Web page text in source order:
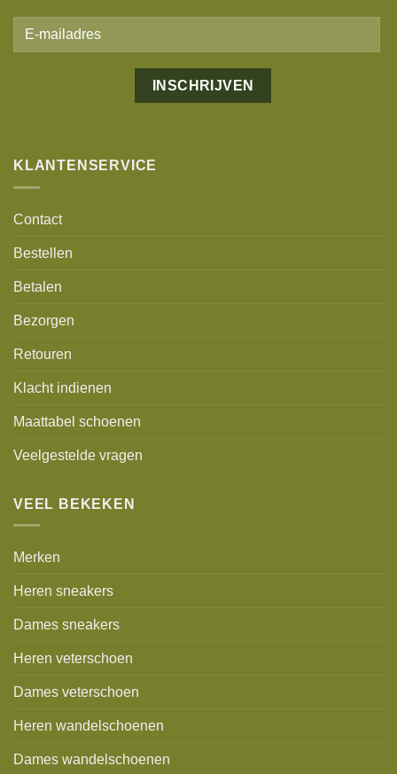
KLANTENSERVICE
Contact
Bestellen
Betalen
Bezorgen
Retouren
Klacht indienen
Maattabel schoenen
Veelgestelde vragen
VEEL BEKEKEN
Merken
Heren sneakers
Dames sneakers
Heren veterschoen
Dames veterschoen
Heren wandelschoenen
Dames wandelschoenen